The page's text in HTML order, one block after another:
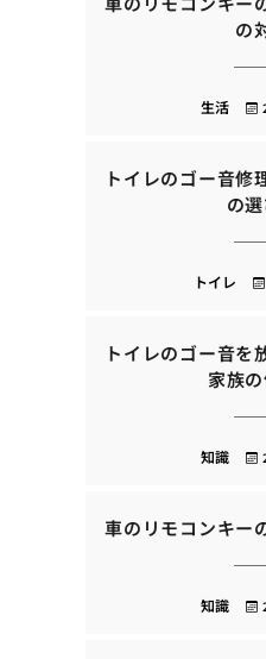
の
生活
トイレのゴー音修
の
トイレ
トイレのゴー音を
家族
知識
車のリモコンキー
知識